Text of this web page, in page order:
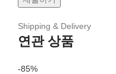
Shipping & Delivery
연관 상품
-85%